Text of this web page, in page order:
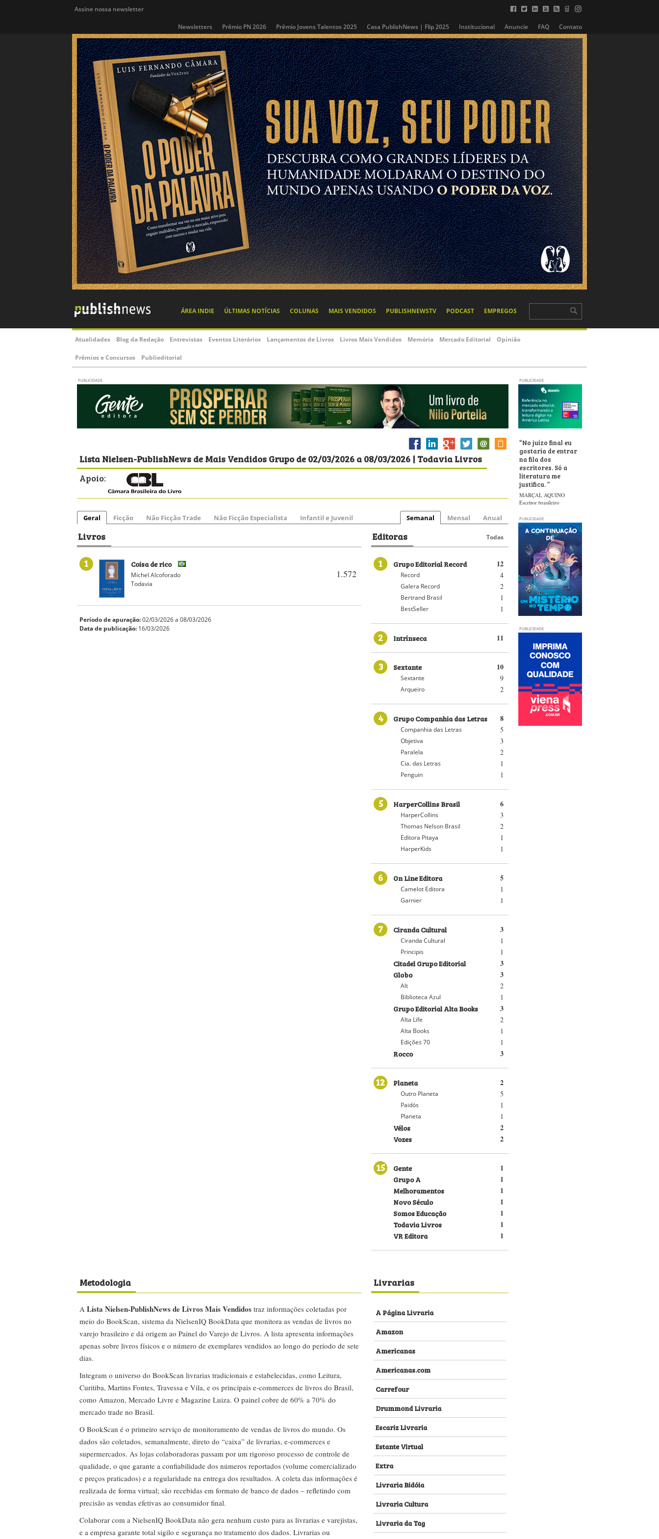
Assine nossa newsletter
Newsletters Prêmio PN 2026 Prêmio Jovens Talentos 2025 Casa PublishNews | Flip 2025 Institucional Anuncie FAQ Contato
ÁREA INDIE ÚLTIMAS NOTÍCIAS COLUNAS MAIS VENDIDOS PUBLISHNEWSTV PODCAST EMPREGOS
Atualidades Blog da Redação Entrevistas Eventos Literários Lançamentos de Livros Livros Mais Vendidos Memória Mercado Editorial Opinião
Prêmios e Concursos Publieditorial
PUBLICIDADE PUBLICIDADE
Lista Nielsen-PublishNews de Mais Vendidos Grupo de 02/03/2026 a 08/03/2026 | Todavia Livros
Apoio:
Geral Ficção Não Ficção Trade Não Ficção Especialista Infantil e Juvenil Semanal Mensal Anual
Livros
1
1.572
Coisa de rico
Michel Alcoforado
Todavia
Período de apuração:02/03/2026 a 08/03/2026
Data de publicação: 16/03/2026
Editoras Todas
1 12
Grupo Editorial Record
4
Record
2
Galera Record
1
Bertrand Brasil
1
BestSeller
2 11
Intrínseca
3 10
Sextante
9
Sextante
2
Arqueiro
4 8
Grupo Companhia das Letras
5
Companhia das Letras
3
Objetiva
2
Paralela
1
Cia. das Letras
1
Penguin
5 6
HarperCollins Brasil
3
HarperCollins
2
Thomas Nelson Brasil
1
Editora Pitaya
1
HarperKids
6 5
On Line Editora
1
Camelot Editora
1
Garnier
7 3
Ciranda Cultural
1
Ciranda Cultural
1
Principis
3
Citadel Grupo Editorial
3
Globo
2
Alt
1
Biblioteca Azul
3
Grupo Editorial Alta Books
2
Alta Life
1
Alta Books
1
Edições 70
3
Rocco
12 2
Planeta
5
Outro Planeta
1
Paidós
1
Planeta
2
Vélos
2
Vozes
15 1
Gente
1
Grupo A
1
Melhoramentos
1
Novo Século
1
Somos Educação
1
Todavia Livros
1
VR Editora
Metodologia
A Lista Nielsen-PublishNews de Livros Mais Vendidos traz informações coletadas por
meio do BookScan, sistema da NielsenIQ BookData que monitora as vendas de livros no
varejo brasileiro e dá origem ao Painel do Varejo de Livros. A lista apresenta informações
apenas sobre livros físicos e o número de exemplares vendidos ao longo do período de sete
dias.
Integram o universo do BookScan livrarias tradicionais e estabelecidas, como Leitura,
Curitiba, Martins Fontes, Travessa e Vila, e os principais e-commerces de livros do Brasil,
como Amazon, Mercado Livre e Magazine Luiza. O painel cobre de 60% a 70% do
mercado trade no Brasil.
O BookScan é o primeiro serviço de monitoramento de vendas de livros do mundo. Os
dados são coletados, semanalmente, direto do “caixa” de livrarias, e-commerces e
supermercados. As lojas colaboradoras passam por um rigoroso processo de controle de
qualidade, o que garante a confiabilidade dos números reportados (volume comercializado
e preços praticados) e a regularidade na entrega dos resultados. A coleta das informações é
realizada de forma virtual; são recebidas em formato de banco de dados – refletindo com
precisão as vendas efetivas ao consumidor final.
Colaborar com a NielsenIQ BookData não gera nenhum custo para as livrarias e varejistas,
e a empresa garante total sigilo e segurança no tratamento dos dados. Livrarias ou
Livrarias
A Página Livraria
Amazon
Americanas
Americanas.com
Carrefour
Drummond Livraria
Escariz Livraria
Estante Virtual
Extra
Livraria Bidóia
Livraria Cultura
Livraria da Tag
“No juízo final eu
gostaria de entrar
na fila dos
escritores. Só a
literatura me
justifica.”
MARÇAL AQUINO
Escritor brasileiro
PUBLICIDADE
PUBLICIDADE